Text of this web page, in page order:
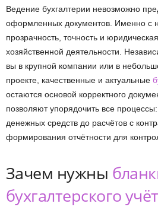
Ведение бухгалтерии невозможно
оформленных документов. Именно с
прозрачность, точность и
хозяйственной деятельности.
вы в крупной компании или в
проекте, качественные и актуальные
остаются основой корректного
позволяют упорядочить все
денежных средств до расчётов с
формирования отчётности для
Зачем нужны
бухгалтерского